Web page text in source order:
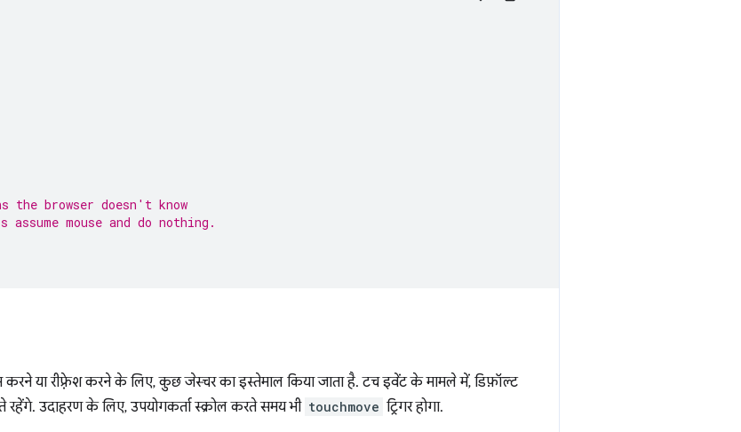
the browser doesn't know
mouse and do nothing.
करने या रीफ़्रेश करने के लिए, कुछ जेस्चर का इस्तेमाल किया जाता है. टच इवेंट के मामले में, डिफ़ॉल्ट
रहेंगे. उदाहरण के लिए, उपयोगकर्ता स्क्रोल करते समय भी touchmove ट्रिगर होगा.